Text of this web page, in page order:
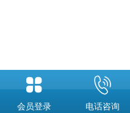
会员登录 电话咨询